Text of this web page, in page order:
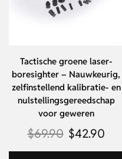
Tactische groene laser-
boresighter – Nauwkeurig,
zelfinstellend kalibratie- en
nulstellingsgereedschap
voor geweren
$69.90 $42.90